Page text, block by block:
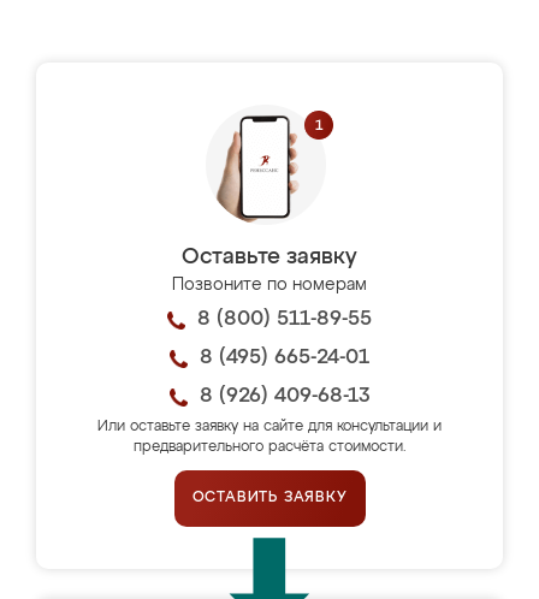
Оставьте заявку
Позвоните по номерам
8 (800) 511-89-55
8 (495) 665-24-01
8 (926) 409-68-13
Или оставьте заявку на сайте для консультации и
предварительного расчёта стоимости.
ОСТАВИТЬ ЗАЯВКУ